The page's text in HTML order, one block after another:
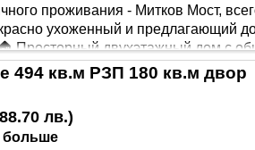
проживания - Митков Мост,
ухоженный и предлагающий
Просторный двухэтажный дом с
ванная комната с туалетом и
включающая: 🍽️ Летнюю к..
494 кв.м РЗП 180 кв.м двор
лв.)
больше